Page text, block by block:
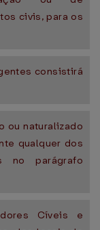
civis, para os
consistirá
ou naturalizado
qualquer dos
no parágrafo
Cíveis e